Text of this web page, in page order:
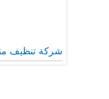
شركة تنظيف